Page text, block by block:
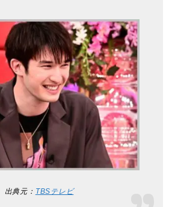
出典元： TBSテレビ